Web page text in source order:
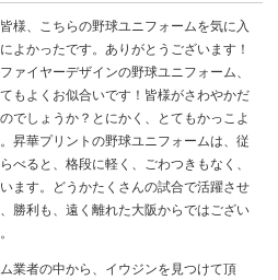
様、こちらの野球ユニフォームを気に入
よかったです。ありがとうございます！
ァイヤーデザインの野球ユニフォーム、
もよくお似合いです！皆様がさわやかだ
でしょうか？とにかく、とてもかっこよ
昇華プリントの野球ユニフォームは、従
べると、格段に軽く、ごわつきもなく、
ます。どうかたくさんの試合で活躍させ
勝利も、遠く離れた大阪からではござい
業者の中から、イウジンを見つけて頂